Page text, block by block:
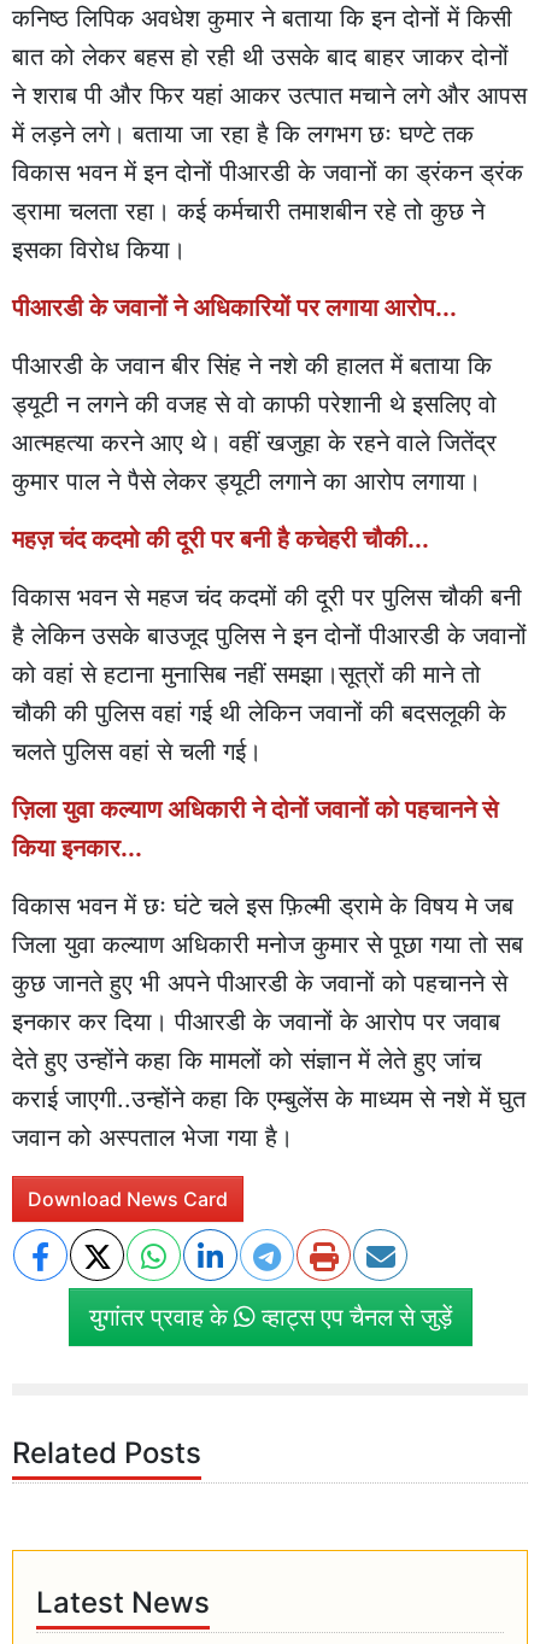
कनिष्ठ लिपिक अवधेश कुमार ने बताया कि इन दोनों में किसी
बात को लेकर बहस हो रही थी उसके बाद बाहर जाकर दोनों
ने शराब पी और फिर यहां आकर उत्पात मचाने लगे और आपस
में लड़ने लगे। बताया जा रहा है कि लगभग छः घण्टे तक
विकास भवन में इन दोनों पीआरडी के जवानों का ड्रंकन ड्रंक
ड्रामा चलता रहा। कई कर्मचारी तमाशबीन रहे तो कुछ ने
इसका विरोध किया।
पीआरडी के जवानों ने अधिकारियों पर लगाया आरोप...
पीआरडी के जवान बीर सिंह ने नशे की हालत में बताया कि
ड्यूटी न लगने की वजह से वो काफी परेशानी थे इसलिए वो
आत्महत्या करने आए थे। वहीं खजुहा के रहने वाले जितेंद्र
कुमार पाल ने पैसे लेकर ड्यूटी लगाने का आरोप लगाया।
महज़ चंद कदमो की दूरी पर बनी है कचेहरी चौकी...
विकास भवन से महज चंद कदमों की दूरी पर पुलिस चौकी बनी
है लेकिन उसके बाउजूद पुलिस ने इन दोनों पीआरडी के जवानों
को वहां से हटाना मुनासिब नहीं समझा।सूत्रों की माने तो
चौकी की पुलिस वहां गई थी लेकिन जवानों की बदसलूकी के
चलते पुलिस वहां से चली गई।
ज़िला युवा कल्याण अधिकारी ने दोनों जवानों को पहचानने से
किया इनकार...
विकास भवन में छः घंटे चले इस फ़िल्मी ड्रामे के विषय मे जब
जिला युवा कल्याण अधिकारी मनोज कुमार से पूछा गया तो सब
कुछ जानते हुए भी अपने पीआरडी के जवानों को पहचानने से
इनकार कर दिया। पीआरडी के जवानों के आरोप पर जवाब
देते हुए उन्होंने कहा कि मामलों को संज्ञान में लेते हुए जांच
कराई जाएगी..उन्होंने कहा कि एम्बुलेंस के माध्यम से नशे में घुत
जवान को अस्पताल भेजा गया है।
Download News Card
युगांतर प्रवाह के व्हाट्स एप चैनल से जुड़ें
Related Posts
Latest News